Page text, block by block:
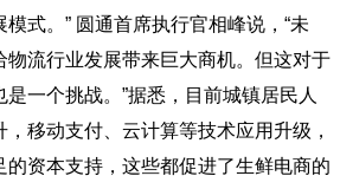
式。” 圆通首席执行官相峰说，“未
物流行业发展带来巨大商机。但这对于
一个挑战。”据悉，目前城镇居民人
移动支付、云计算等技术应用升级，
的资本支持，这些都促进了生鲜电商的